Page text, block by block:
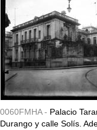
0060FMHA - Palacio
Durango y calle Solís.